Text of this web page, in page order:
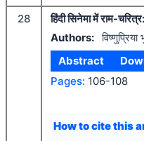
28
हिंदी सिनेमा में राम-
Authors:
Abstract
Pages: 106-108
How to cite this